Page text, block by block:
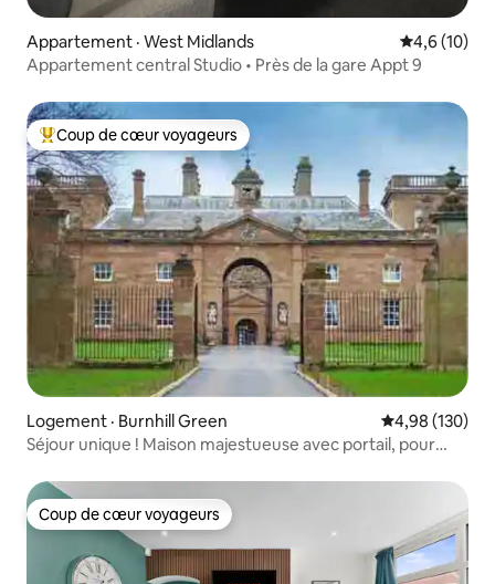
Appartement · West Midlands Note
4,6 (10)
Appartement central Studio • Près de la gare Appt 9
Coup de cœur voyageurs parmi les plus aimés
Coup de cœur voyageurs
Logement · Burnhill Green Note
4,98 (130)
Séjour unique ! Maison majestueuse avec portail, pour
Coup de cœur voyageurs
Coup de cœur voyageurs